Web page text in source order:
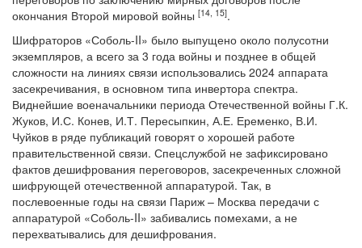
окончания Второй мировой войны [14, 15].
Шифраторов «Соболь-II» было выпущено около полусотни
экземпляров, а всего за 3 года войны и позднее в общей
сложности на линиях связи использовались 2024 аппарата
засекречивания, в основном типа инвертора спектра.
Виднейшие военачальники периода Отечественной войны Г.К.
Жуков, И.С. Конев, И.Т. Пересыпкин, А.Е. Еременко, В.И.
Чуйков в ряде публикаций говорят о хорошей работе
правительственной связи. Спецслужбой не зафиксировано
фактов дешифрования переговоров, засекреченных сложной
шифрующей отечественной аппаратурой. Так, в
послевоенные годы на связи Париж – Москва передачи с
аппаратурой «Соболь-II» забивались помехами, а не
перехватывались для дешифрования.